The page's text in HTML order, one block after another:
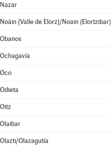
Nazar
Noáin (Valle de Elorz)/Noain (Elortzibar)
Obanos
Ochagavía
Oco
Odieta
Oitz
Olaibar
Olazti/Olazagutía